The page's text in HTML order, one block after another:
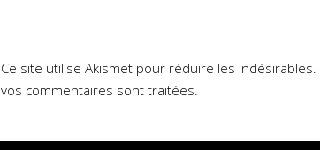
Ce site utilise Akismet pour réduire les indésirables.
vos commentaires sont traitées